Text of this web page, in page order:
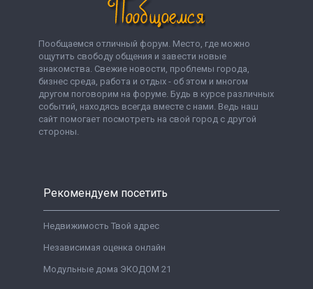
Пообщаемся отличный форум. Место, где можно
ощутить свободу общения и завести новые
знакомства. Свежие новости, проблемы города,
бизнес среда, работа и отдых - об этом и многом
другом поговорим на форуме. Будь в курсе различных
событий, находясь всегда вместе с нами. Ведь наш
сайт помогает посмотреть на свой город с другой
стороны.
Рекомендуем посетить
Недвижимость Твой адрес
Независимая оценка онлайн
Модульные дома ЭКОДОМ 21